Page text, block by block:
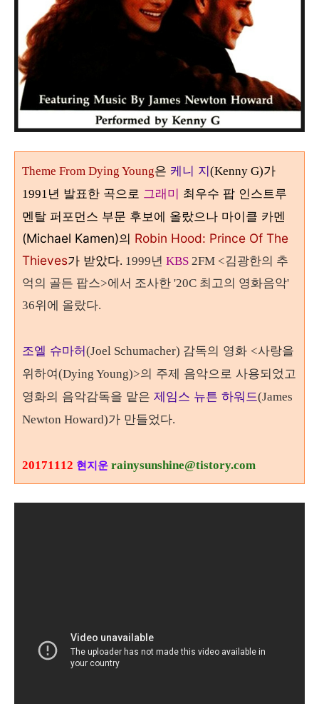
Theme From Dying Young은 케니 지(Kenny G)가
1991년 발표한 곡으로 그래미 최우수 팝 인스트루
멘탈 퍼포먼스 부문 후보에 올랐으나 마이클 카멘
(Michael Kamen)의 Robin Hood: Prince Of The
Thieves가 받았다. 1999년 KBS 2FM <김광한의 추
억의 골든 팝스>에서 조사한 '20C 최고의 영화음악'
36위에 올랐다.
조엘 슈마허(Joel Schumacher) 감독의 영화 <사랑을
위하여(Dying Young)>의 주제 음악으로 사용되었고
영화의 음악감독을 맡은 제임스 뉴튼 하워드(James
Newton Howard)가 만들었다.
20171112 현지운 rainysunshine@tistory.com